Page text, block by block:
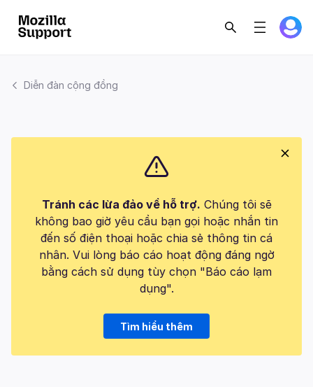
Diễn đàn cộng đồng
Tránh các lừa đảo về hỗ trợ. Chúng tôi sẽ
không bao giờ yêu cầu bạn gọi hoặc nhắn tin
đến số điện thoại hoặc chia sẻ thông tin cá
nhân. Vui lòng báo cáo hoạt động đáng ngờ
bằng cách sử dụng tùy chọn "Báo cáo lạm
dụng".
Tìm hiểu thêm